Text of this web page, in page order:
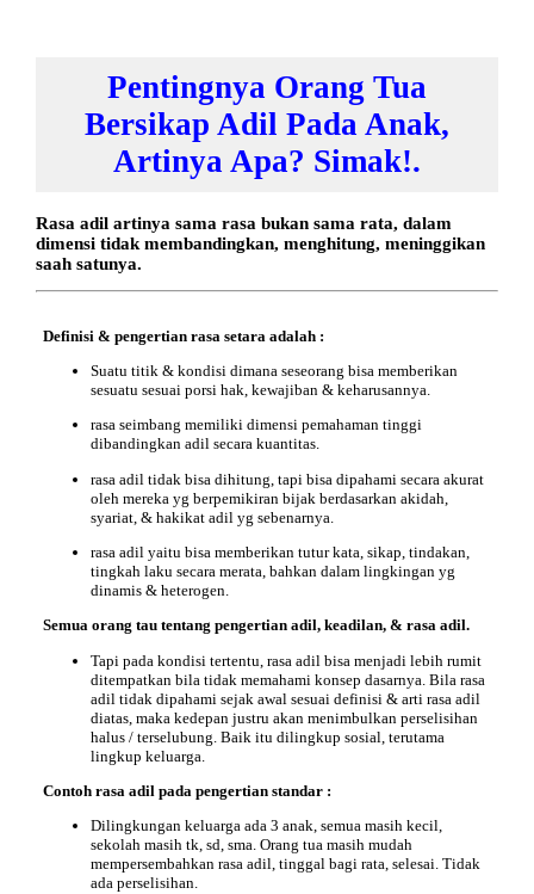
Pentingnya Orang Tua
Bersikap Adil Pada Anak,
Artinya Apa? Simak!.
Rasa adil artinya sama rasa bukan sama rata, dalam
dimensi tidak membandingkan, menghitung, meninggikan
saah satunya.
Definisi & pengertian rasa setara adalah :
Suatu titik & kondisi dimana seseorang bisa memberikan
sesuatu sesuai porsi hak, kewajiban & keharusannya.
rasa seimbang memiliki dimensi pemahaman tinggi
dibandingkan adil secara kuantitas.
rasa adil tidak bisa dihitung, tapi bisa dipahami secara akurat
oleh mereka yg berpemikiran bijak berdasarkan akidah,
syariat, & hakikat adil yg sebenarnya.
rasa adil yaitu bisa memberikan tutur kata, sikap, tindakan,
tingkah laku secara merata, bahkan dalam lingkingan yg
dinamis & heterogen.
Semua orang tau tentang pengertian adil, keadilan, & rasa adil.
Tapi pada kondisi tertentu, rasa adil bisa menjadi lebih rumit
ditempatkan bila tidak memahami konsep dasarnya. Bila rasa
adil tidak dipahami sejak awal sesuai definisi & arti rasa adil
diatas, maka kedepan justru akan menimbulkan perselisihan
halus / terselubung. Baik itu dilingkup sosial, terutama
lingkup keluarga.
Contoh rasa adil pada pengertian standar :
Dilingkungan keluarga ada 3 anak, semua masih kecil,
sekolah masih tk, sd, sma. Orang tua masih mudah
mempersembahkan rasa adil, tinggal bagi rata, selesai. Tidak
ada perselisihan.